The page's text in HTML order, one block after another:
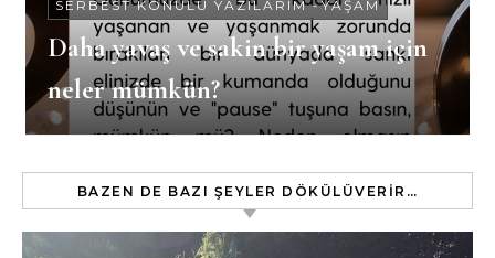
SERBEST KONULU YAZILARIM-YAŞAM
Daha yavaş ve sakin bir yaşam için
neler mümkün?
BAZEN DE BAZI ŞEYLER DÖKÜLÜVERIR…